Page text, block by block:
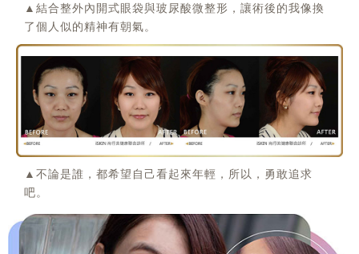
▲結合整外內開式眼袋與玻尿酸微整形，讓術後的我像換
了個人似的精神有朝氣。
▲不論是誰，都希望自己看起來年輕，所以，勇敢追求
吧。